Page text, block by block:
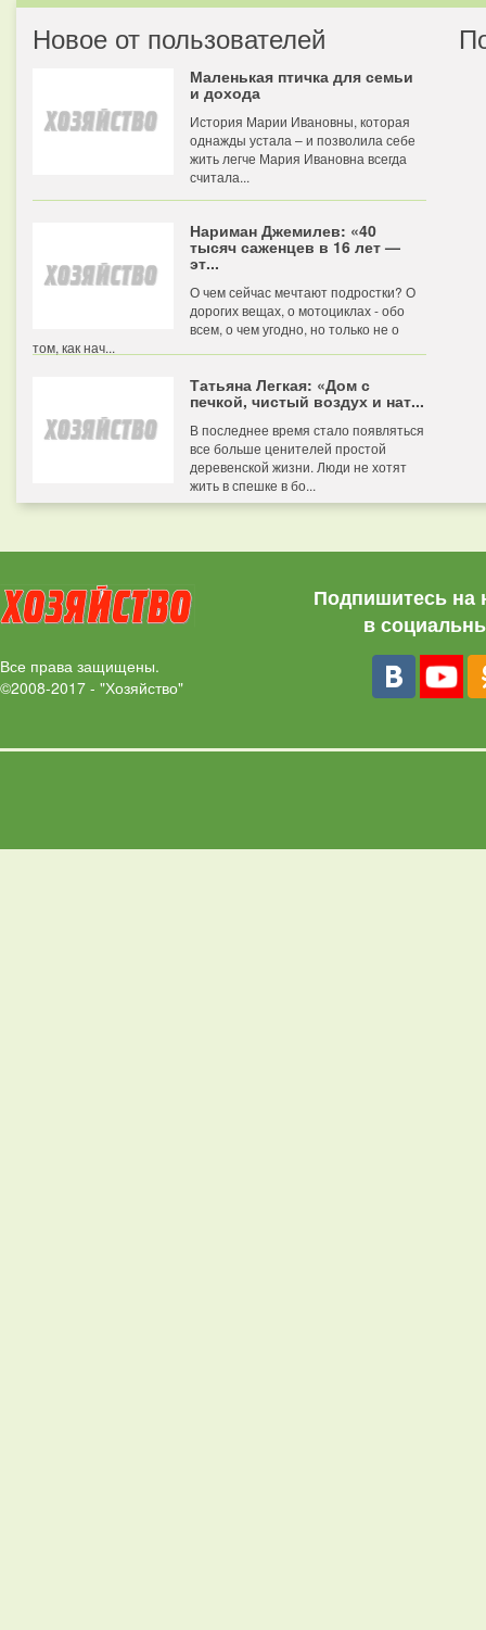
Новое от пользователей
Маленькая птичка для семьи
и дохода
История Марии Ивановны, которая
однажды устала – и позволила себе
жить легче Мария Ивановна всегда
считала...
Нариман Джемилев: «40
тысяч саженцев в 16 лет —
эт...
О чем сейчас мечтают подростки? О
дорогих вещах, о мотоциклах - обо
всем, о чем угодно, но только не о
том, как нач...
Татьяна Легкая: «Дом с
печкой, чистый воздух и нат...
В последнее время стало появляться
все больше ценителей простой
деревенской жизни. Люди не хотят
жить в спешке в бо...
Все права защищены.
©2008-2017 - "Хозяйство"
Подпишитесь на
в